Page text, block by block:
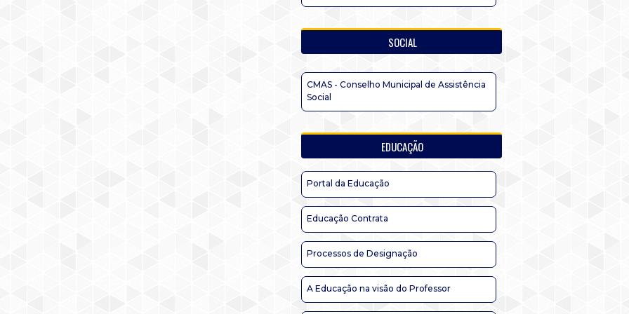
SOCIAL
CMAS - Conselho Municipal de Assistência
Social
EDUCAÇÃO
Portal da Educação
Educação Contrata
Processos de Designação
A Educação na visão do Professor